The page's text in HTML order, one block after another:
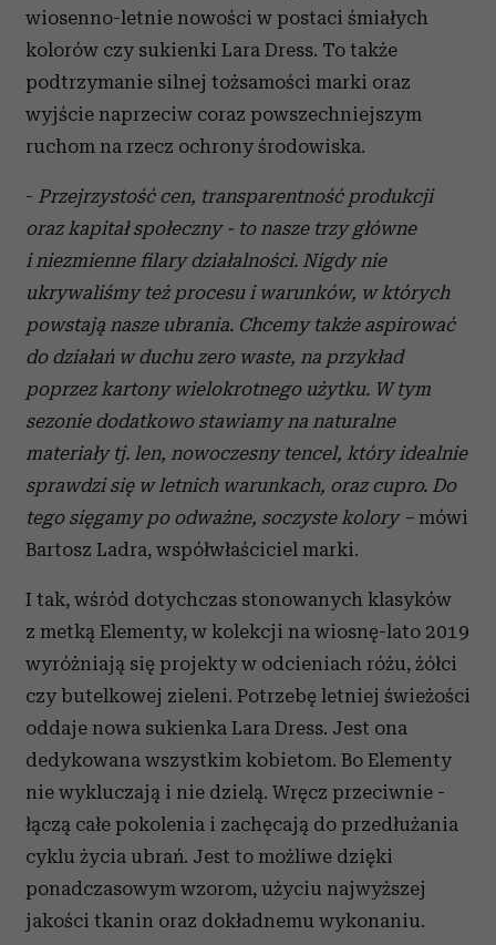
wiosenno-letnie nowości w postaci śmiałych
kolorów czy sukienki Lara Dress. To także
podtrzymanie silnej tożsamości marki oraz
wyjście naprzeciw coraz powszechniejszym
ruchom na rzecz ochrony środowiska.
- Przejrzystość cen, transparentność produkcji
oraz kapitał społeczny - to nasze trzy główne
i niezmienne filary działalności. Nigdy nie
ukrywaliśmy też procesu i warunków, w których
powstają nasze ubrania. Chcemy także aspirować
do działań w duchu zero waste, na przykład
poprzez kartony wielokrotnego użytku. W tym
sezonie dodatkowo stawiamy na naturalne
materiały tj. len, nowoczesny tencel, który idealnie
sprawdzi się w letnich warunkach, oraz cupro. Do
tego sięgamy po odważne, soczyste kolory – mówi
Bartosz Ladra, współwłaściciel marki.
I tak, wśród dotychczas stonowanych klasyków
z metką Elementy, w kolekcji na wiosnę-lato 2019
wyróżniają się projekty w odcieniach różu, żółci
czy butelkowej zieleni. Potrzebę letniej świeżości
oddaje nowa sukienka Lara Dress. Jest ona
dedykowana wszystkim kobietom. Bo Elementy
nie wykluczają i nie dzielą. Wręcz przeciwnie -
łączą całe pokolenia i zachęcają do przedłużania
cyklu życia ubrań. Jest to możliwe dzięki
ponadczasowym wzorom, użyciu najwyższej
jakości tkanin oraz dokładnemu wykonaniu.